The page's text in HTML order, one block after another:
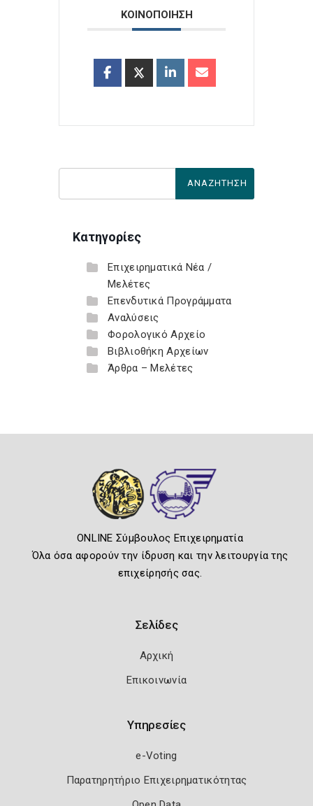
ΚΟΙΝΟΠΟΙΗΣΗ
Κατηγορίες
Επιχειρηματικά Νέα /
Μελέτες
Επενδυτικά Προγράμματα
Αναλύσεις
Φορολογικό Αρχείο
Βιβλιοθήκη Αρχείων
Άρθρα – Μελέτες
ONLINE Σύμβουλος Επιχειρηματία
Όλα όσα αφορούν την ίδρυση και την λειτουργία της
επιχείρησής σας.
Σελίδες
Αρχική
Επικοινωνία
Υπηρεσίες
e-Voting
Παρατηρητήριο Επιχειρηματικότητας